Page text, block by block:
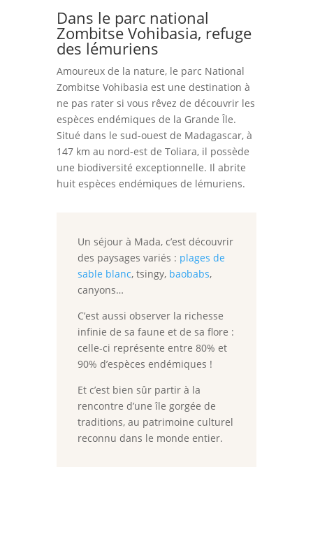
Dans le parc national
Zombitse Vohibasia, refuge
des lémuriens
Amoureux de la nature, le parc National
Zombitse Vohibasia est une destination à
ne pas rater si vous rêvez de découvrir les
espèces endémiques de la Grande Île.
Situé dans le sud-ouest de Madagascar, à
147 km au nord-est de Toliara, il possède
une biodiversité exceptionnelle. Il abrite
huit espèces endémiques de lémuriens.
Un séjour à Mada, c’est découvrir
des paysages variés : plages de
sable blanc, tsingy, baobabs,
canyons…
C’est aussi observer la richesse
infinie de sa faune et de sa flore :
celle-ci représente entre 80% et
90% d’espèces endémiques !
Et c’est bien sûr partir à la
rencontre d’une île gorgée de
traditions, au patrimoine culturel
reconnu dans le monde entier.